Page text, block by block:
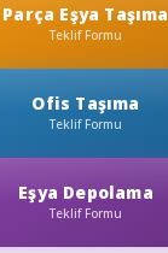
Parça Eşya Taşıma
Teklif Formu
Ofis Taşıma
Teklif Formu
Eşya Depolama
Teklif Formu